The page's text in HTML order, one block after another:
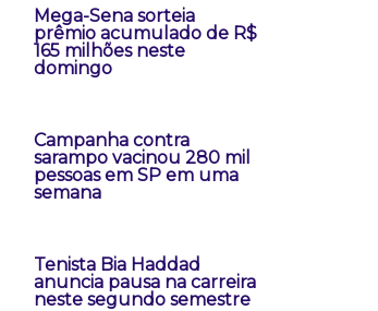
Mega-Sena sorteia
prêmio acumulado de R$
165 milhões neste
domingo
Campanha contra
sarampo vacinou 280 mil
pessoas em SP em uma
semana
Tenista Bia Haddad
anuncia pausa na carreira
neste segundo semestre